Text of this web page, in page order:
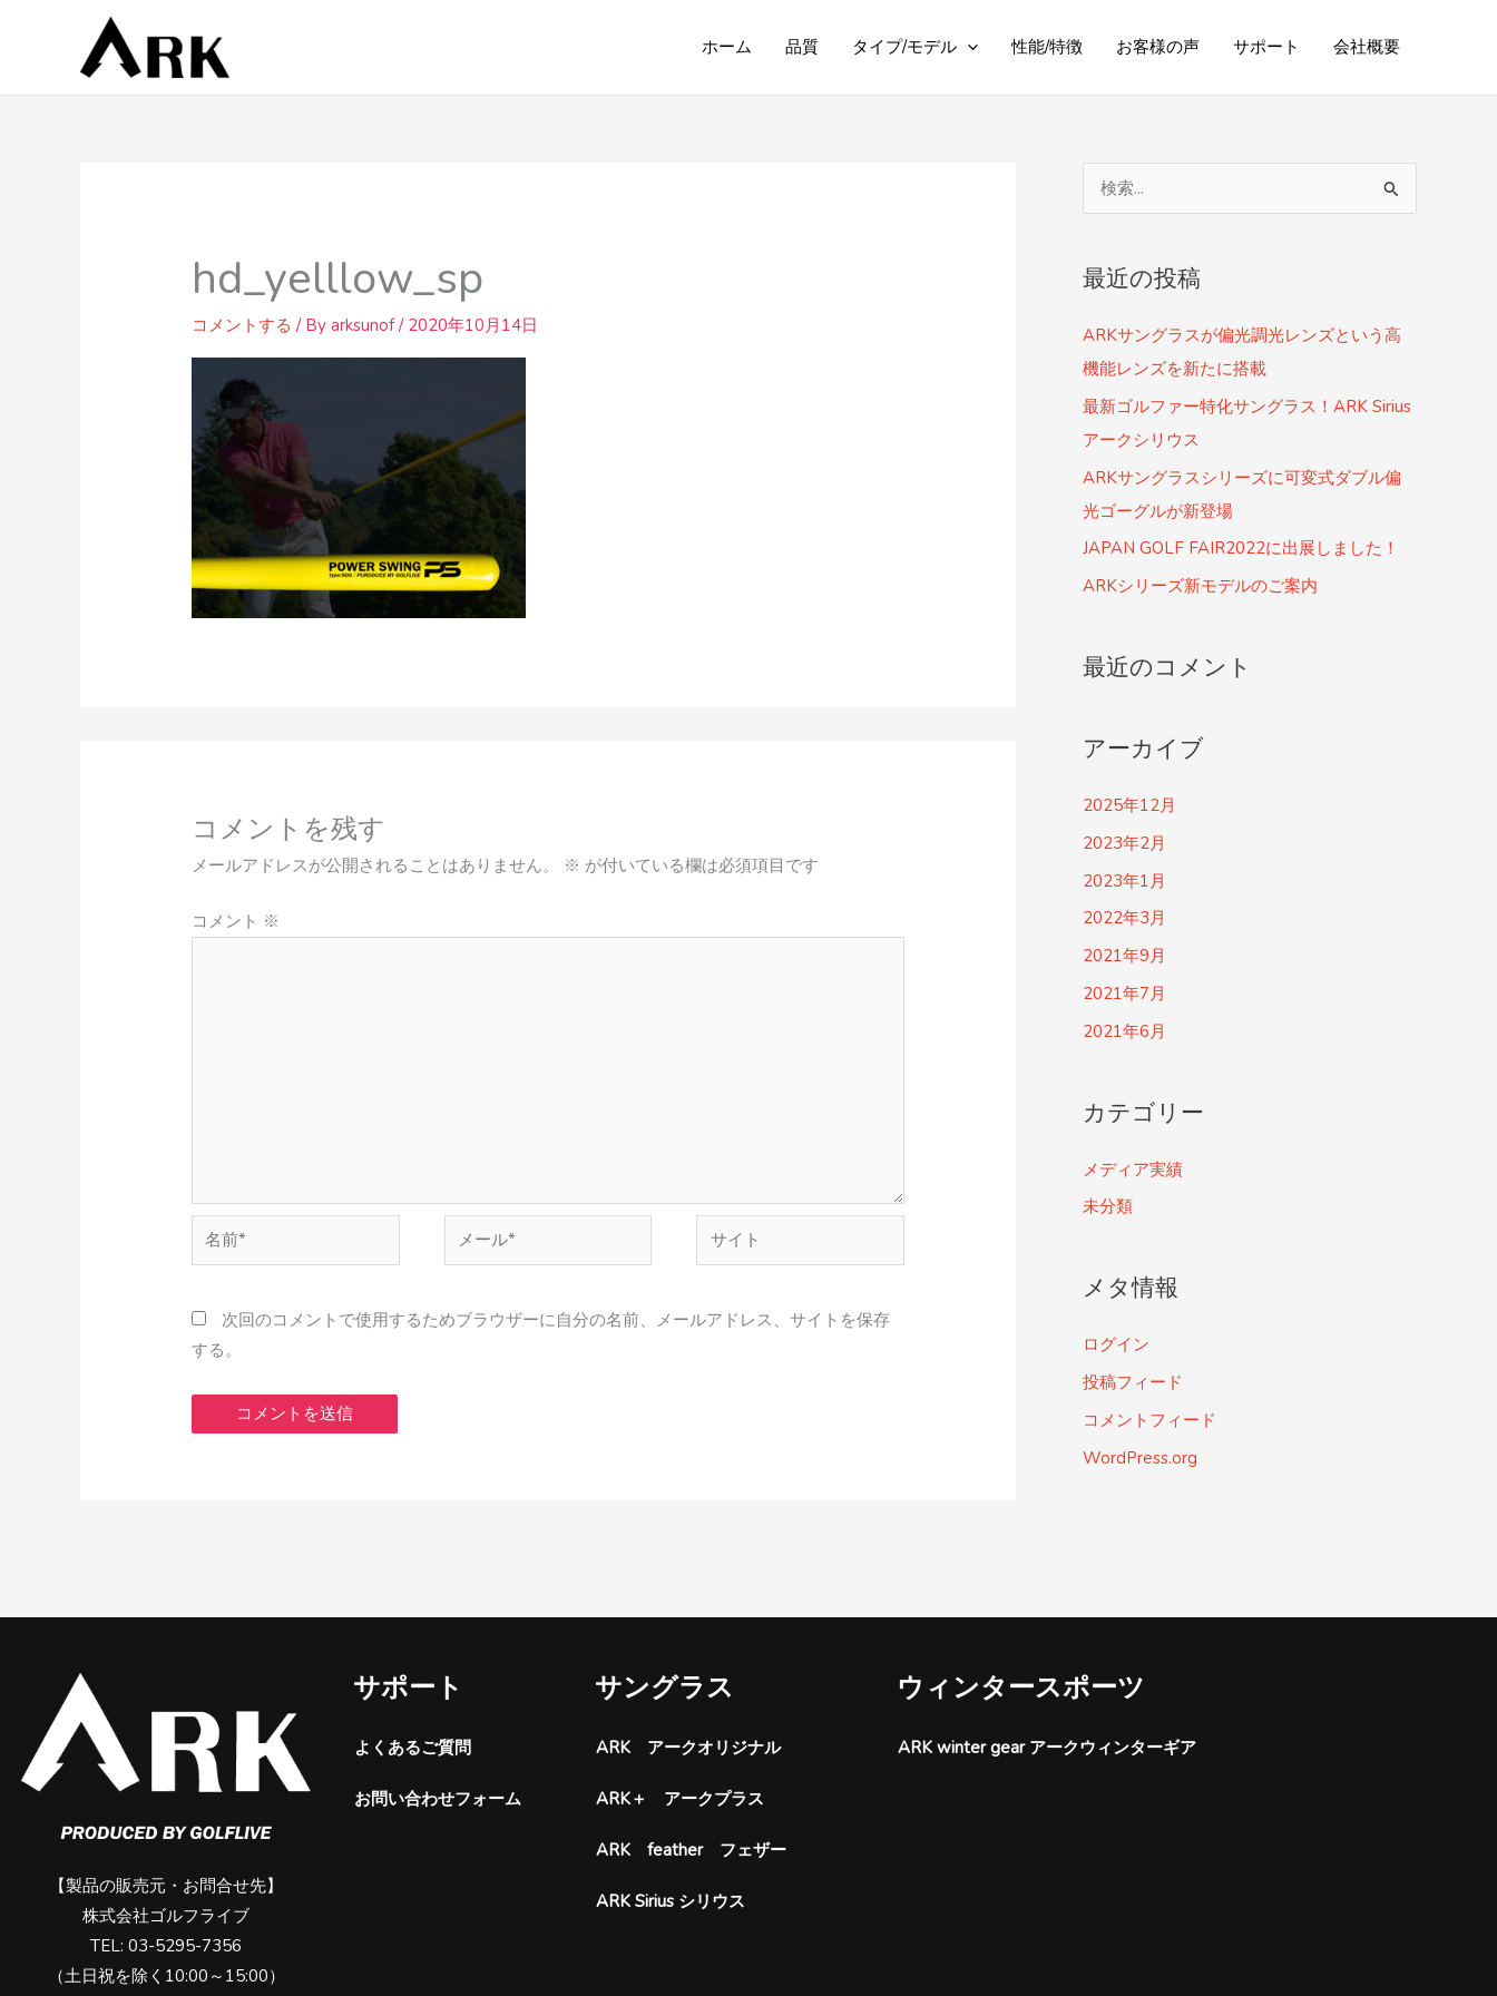
ホーム 品質 タイプ/モデル 性能/特徴 お客様の声 サポート 会社概要
hd_yelllow_sp
コメントする / Byarksunof/ 2020年10月14日
コメントを残す
メールアドレスが公開されることはありません。 ※ が付いている欄は必須項目です
コメント ※
前
ー
*
イ
次回のコメントで使用するためブラウザーに自分の名前、メールアドレス、サイトを保存
する。
象
最近の投稿
ARKサングラスが偏光調光レンズという高
機能レンズを新たに搭載
最新ゴルファー特化サングラス！ARK Sirius
アークシリウス
ARKサングラスシリーズに可変式ダブル偏
光ゴーグルが新登場
JAPAN GOLF FAIR2022に出展しました！
ARKシリーズ新モデルのご案内
最近のコメント
アーカイブ
2025年12月
2023年2月
2023年1月
2022年3月
2021年9月
2021年7月
2021年6月
カテゴリー
メディア実績
未分類
メタ情報
ログイン
投稿フィード
コメントフィード
WordPress.org
【製品の販売元・お問合せ先】
株式会社ゴルフライブ
TEL: 03-5295-7356
（土日祝を除く10:00～15:00）
サポート
よくあるご質問
お問い合わせフォーム
サングラス
ARK アークオリジナル
ARK＋ アークプラス
ARK feather フェザー
ARK Sirius シリウス
ウィンタースポーツ
ARK winter gear アークウィンターギア